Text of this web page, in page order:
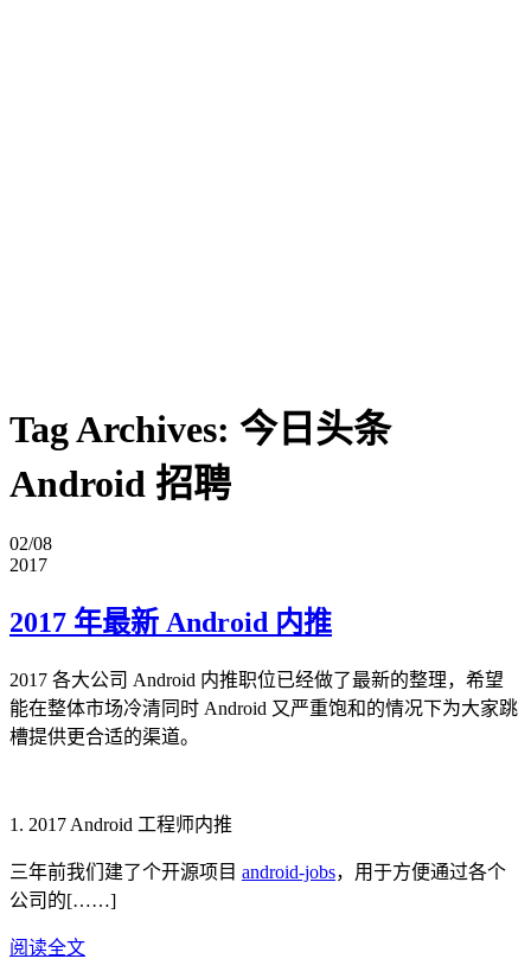
Tag Archives: 今日头条
Android 招聘
02/08
2017
2017 年最新 Android 内推
2017 各大公司 Android 内推职位已经做了最新的整理，希望
能在整体市场冷清同时 Android 又严重饱和的情况下为大家跳
槽提供更合适的渠道。
1. 2017 Android 工程师内推
三年前我们建了个开源项目 android-jobs，用于方便通过各个
公司的[……]
阅读全文